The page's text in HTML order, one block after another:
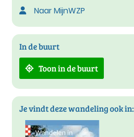
Naar MijnWZP
In de buurt
Toon in de buurt
Je vindt deze wandeling ook in: